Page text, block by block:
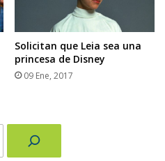
Solicitan que Leia sea una
princesa de Disney
09 Ene, 2017